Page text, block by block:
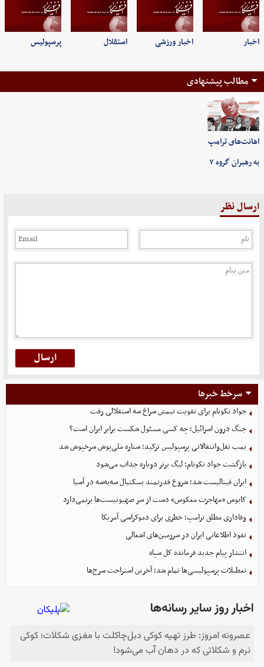
اخبار اخبار ورزشی استقلال پرسپولیس
مطالب پیشنهادی
اهانت‌های ترامپ
به رهبران گروه ۷
ارسال نظر
سرخط خبرها
جواد نکونام برای تقویت تیمش سراغ سه استقلالی رفت
جنگ درون اسرائیل؛ چه کسی مسئول شکست برابر ایران است؟
بمب نقل‌وانتقالاتی پرسپولیس ترکید؛ ستاره ملی‌پوش سرخپوش شد
بازگشت جواد نکونام؛ لیگ برتر دوباره جذاب می‌شود
ایران فینالیست شد؛ شروع قدرتمند بسکتبال سه‌به‌سه در آسیا
کابوس «مهاجرت معکوس» دست از سر صهیونیست‌ها برنمی‌دارد
وفاداری مطلق ترامپ؛ خطری برای دموکراسی آمریکا
نفوذ اطلاعاتی ایران در سرزمین‌های اشغالی
انتشار پیام جدید فرمانده کل سپاه
تعطیلات پرسپولیسی‌ها تمام شد؛ آخرین استراحت سرخ‌ها